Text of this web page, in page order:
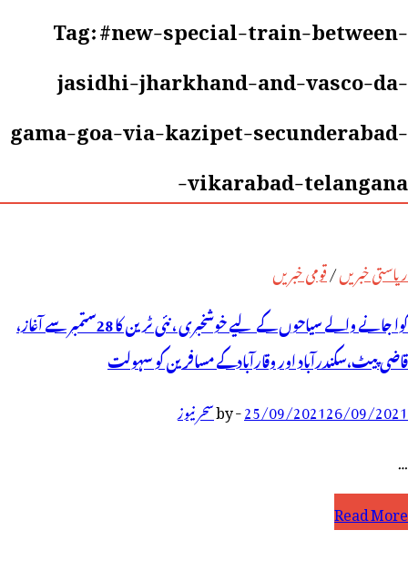
Tag:#new-special-train-between-
jasidhi-jharkhand-and-vasco-da-
gama-goa-via-kazipet-secunderabad-
vikarabad-telangana-
ریاستی خبریں/قومی خبریں
گوا جانے والے سیاحوں کے لیے خوشخبری ، نئی ٹرین کا 28ستمبر سے آغاز،
قاضی پیٹ،سکندرآباد اور وقارآبادکے مسافرین کو سہولت
25/09/202126/09/2021
-
byسحر نیوز
…
گوا
Read More